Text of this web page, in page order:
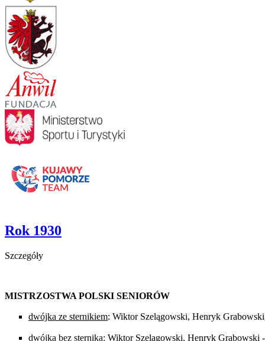
Rok 1930
Szczegóły
MISTRZOSTWA POLSKI SENIORÓW
dwójka ze sternikiem: Wiktor Szelągowski, Henryk
dwójka bez sternika: Wiktor Szelągowski, Henryk Grabowski -